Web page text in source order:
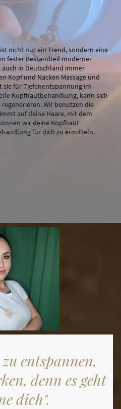
nicht nur ein Trend, sondern eine
fester Bestandteil moderner
in Deutschland immer
Kopf und Nacken Massage und
sie für Tiefenentspannung im
Kopfhautbehandlung, kann sich
Wir benutzen die
auf deine Haare, mit dem
wir deine Kopfhaut
für dich zu ermitteln.
entspannen,
denn es geht
dich".